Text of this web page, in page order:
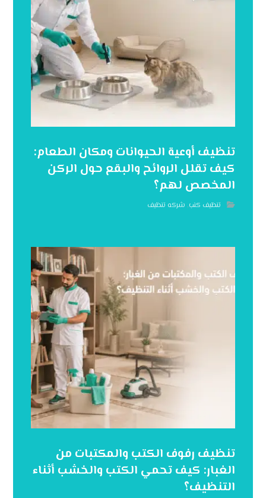
تنظيف أوعية الحيوانات ومكان الطعام:
كيف تقلل الروائح والبقع حول الركن
المخصص لهم؟
تنظيف كنب, شركه تنظيف
تنظيف رفوف الكتب والمكتبات من
الغبار: كيف تحمي الكتب والخشب أثناء
التنظيف؟